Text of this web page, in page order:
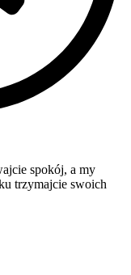
spokój, a my
trzymajcie swoich